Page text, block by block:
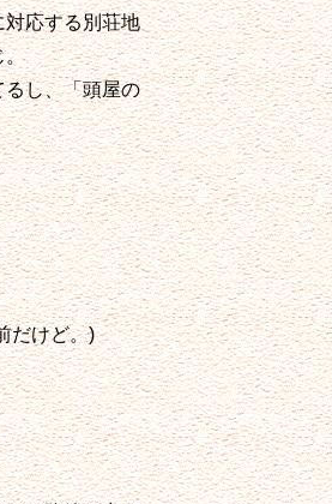
応する別荘地
。
し、「頭屋の
だけど。)